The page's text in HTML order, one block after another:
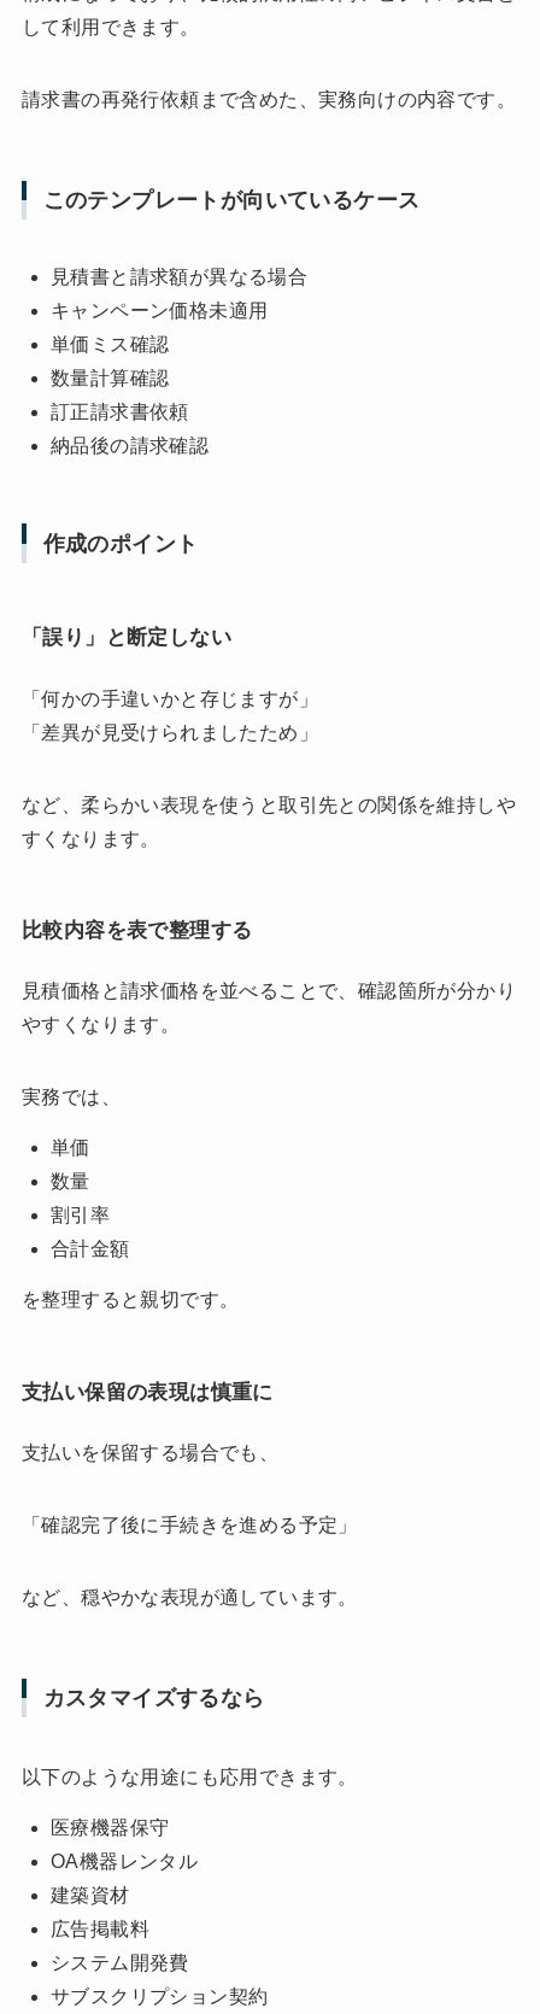
して利用できます。
請求書の再発行依頼まで含めた、実務向けの内容です。
このテンプレートが向いているケース
見積書と請求額が異なる場合
キャンペーン価格未適用
単価ミス確認
数量計算確認
訂正請求書依頼
納品後の請求確認
作成のポイント
「誤り」と断定しない
「何かの手違いかと存じますが」
「差異が見受けられましたため」
など、柔らかい表現を使うと取引先との関係を維持しや
すくなります。
比較内容を表で整理する
見積価格と請求価格を並べることで、確認箇所が分かり
やすくなります。
実務では、
単価
数量
割引率
合計金額
を整理すると親切です。
支払い保留の表現は慎重に
支払いを保留する場合でも、
「確認完了後に手続きを進める予定」
など、穏やかな表現が適しています。
カスタマイズするなら
以下のような用途にも応用できます。
医療機器保守
OA機器レンタル
建築資材
広告掲載料
システム開発費
サブスクリプション契約